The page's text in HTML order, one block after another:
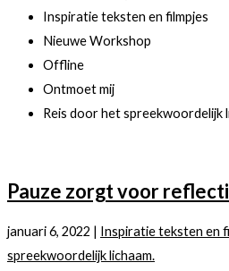
Inspiratie teksten en filmpjes
Nieuwe Workshop
Offline
Ontmoet mij
Reis door het spreekwoordelijk
Pauze zorgt voor
januari 6, 2022 | Inspiratie teksten en
spreekwoordelijk lichaam.